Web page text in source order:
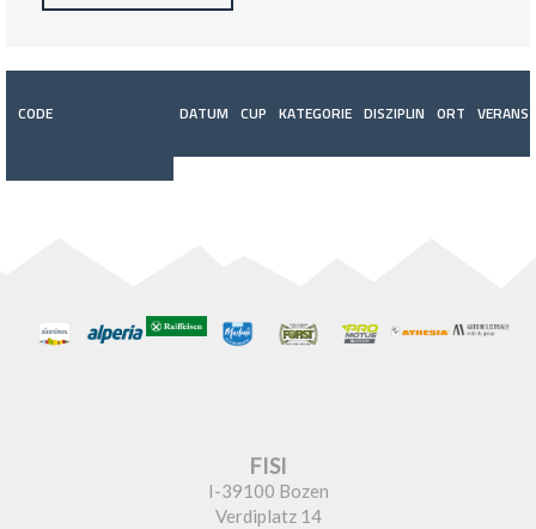
CODE DATUM CUP KATEGORIE DISZIPLIN ORT
FISI
I-39100 Bozen
Verdiplatz 14